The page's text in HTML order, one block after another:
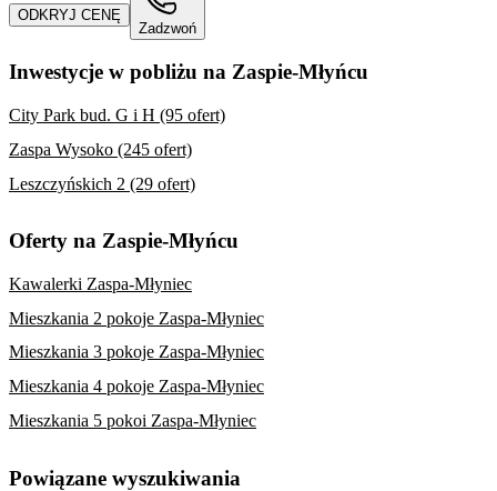
ODKRYJ CENĘ
Zadzwoń
Inwestycje w pobliżu na Zaspie-Młyńcu
City Park bud. G i H (95 ofert)
Zaspa Wysoko (245 ofert)
Leszczyńskich 2 (29 ofert)
Oferty na Zaspie-Młyńcu
Kawalerki Zaspa-Młyniec
Mieszkania 2 pokoje Zaspa-Młyniec
Mieszkania 3 pokoje Zaspa-Młyniec
Mieszkania 4 pokoje Zaspa-Młyniec
Mieszkania 5 pokoi Zaspa-Młyniec
Powiązane wyszukiwania